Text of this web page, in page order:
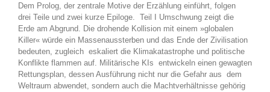
Dem Prolog, der zentrale Motive der Erzählung einführt, folgen
drei Teile und zwei kurze Epiloge. Teil I Umschwung zeigt die
Erde am Abgrund. Die drohende Kollision mit einem »globalen
Killer« würde ein Massenaussterben und das Ende der Zivilisation
bedeuten, zugleich eskaliert die Klimakatastrophe und politische
Konflikte flammen auf. Militärische KIs entwickeln einen gewagten
Rettungsplan, dessen Ausführung nicht nur die Gefahr aus dem
Weltraum abwendet, sondern auch die Machtverhältnisse gehörig